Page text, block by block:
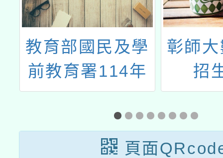
教育部國民及學
前教育署114年
度高級中等以下
學校臺灣手語教
學支援工作人員
彰師
招
頁面